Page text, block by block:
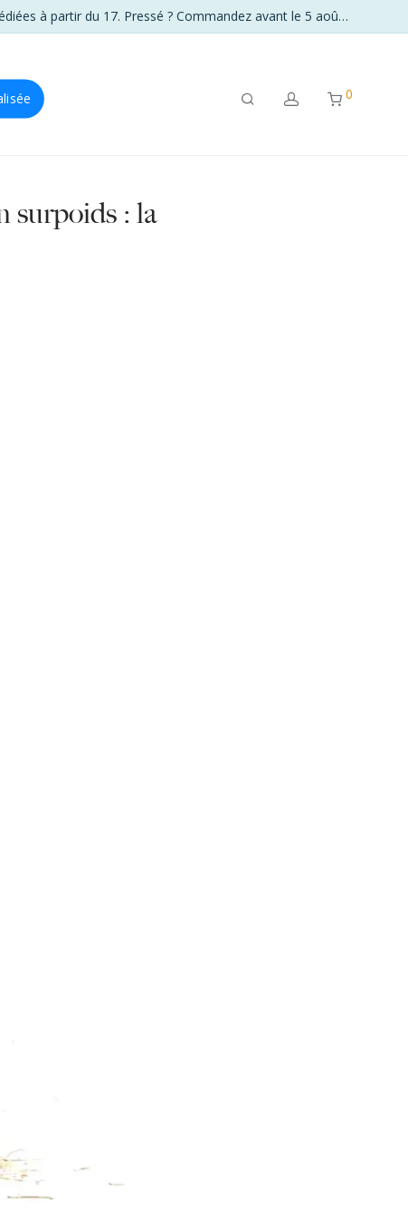
☀️ La boutique reste sur le pont tout l’été. Frais de port offerts dès 89 € en France. Du 6 au 16 août, vos commandes seront expédiées à partir du 17. Pressé ? Commandez avant le 5 août à 23 h 59.
0
surpoids : la